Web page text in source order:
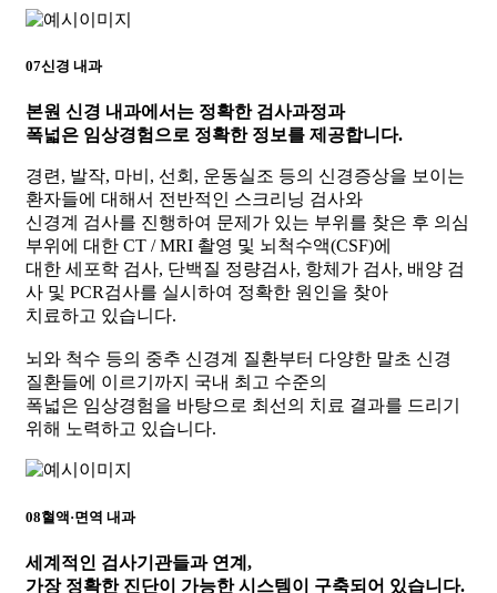
07신경 내과
본원 신경 내과에서는 정확한 검사과정과
폭넓은 임상경험으로 정확한 정보를 제공합니다.
경련, 발작, 마비, 선회, 운동실조 등의 신경증상을 보이는
환자들에 대해서 전반적인 스크리닝 검사와
신경계 검사를 진행하여 문제가 있는 부위를 찾은 후 의심
부위에 대한 CT / MRI 촬영 및 뇌척수액(CSF)에
대한 세포학 검사, 단백질 정량검사, 항체가 검사, 배양 검
사 및 PCR검사를 실시하여 정확한 원인을 찾아
치료하고 있습니다.
뇌와 척수 등의 중추 신경계 질환부터 다양한 말초 신경
질환들에 이르기까지 국내 최고 수준의
폭넓은 임상경험을 바탕으로 최선의 치료 결과를 드리기
위해 노력하고 있습니다.
08혈액·면역 내과
세계적인 검사기관들과 연계,
가장 정확한 진단이 가능한 시스템이 구축되어 있습니다.